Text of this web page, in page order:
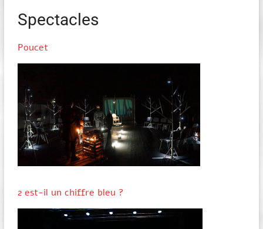
Spectacles
Poucet
2 est-il un chiffre bleu ?